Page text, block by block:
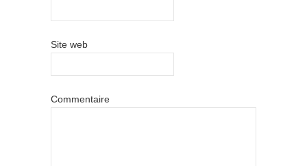
Site web
Commentaire